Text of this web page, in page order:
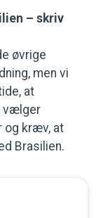
– skriv
øvrige
men vi
at
vælger
og kræv, at
Brasilien.